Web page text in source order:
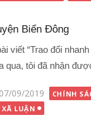
Biển Đông
viết “Trao đổi
qua, tôi đã nhận
Đăng
vào
07/09/2019
CHÍNH
XÃ LUẬN